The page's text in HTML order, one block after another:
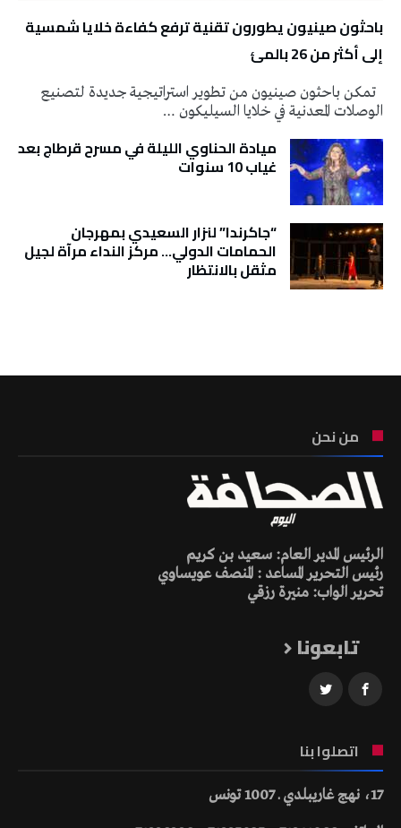
باحثون صينيون يطورون تقنية ترفع كفاءة خلايا شمسية
إلى أكثر من 26 بالمئ
تمكن باحثون صينيون من تطوير استراتيجية جديدة لتصنيع
الوصلات المعدنية في خلايا السيليكون …
ميادة الحناوي الليلة في مسرح قرطاج بعد
غياب 10 سنوات
“جاكرندا” لنزار السعيدي بمهرجان
الحمامات الدولي… مركز النداء مرآة لجيل
مثقل بالانتظار
من نحن
الرئيس المدير العام: سعيد بن كريم
رئيس التحرير المساعد : المنصف عويساوي
تحرير الواب: منيرة رزقي
تابعونا
اتصلوا بنا
17، نهج غاريبلدي ـ 1007 تونس